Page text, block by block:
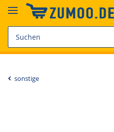
sonstige